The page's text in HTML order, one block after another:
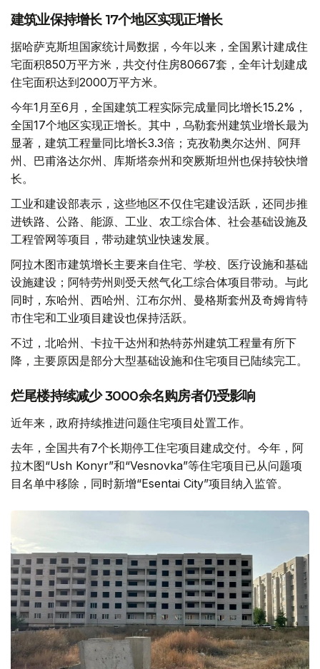
建筑业保持增长 17个地区实现正增长
据哈萨克斯坦国家统计局数据，今年以来，全国累计建成住
宅面积850万平方米，共交付住房80667套，全年计划建成
住宅面积达到2000万平方米。
今年1月至6月，全国建筑工程实际完成量同比增长15.2%，
全国17个地区实现正增长。其中，乌勒套州建筑业增长最为
显著，建筑工程量同比增长3.3倍；克孜勒奥尔达州、阿拜
州、巴甫洛达尔州、库斯塔奈州和突厥斯坦州也保持较快增
长。
工业和建设部表示，这些地区不仅住宅建设活跃，还同步推
进铁路、公路、能源、工业、农工综合体、社会基础设施及
工程管网等项目，带动建筑业快速发展。
阿拉木图市建筑增长主要来自住宅、学校、医疗设施和基础
设施建设；阿特劳州则受天然气化工综合体项目带动。与此
同时，东哈州、西哈州、江布尔州、曼格斯套州及奇姆肯特
市住宅和工业项目建设也保持活跃。
不过，北哈州、卡拉干达州和热特苏州建筑工程量有所下
降，主要原因是部分大型基础设施和住宅项目已陆续完工。
烂尾楼持续减少 3000余名购房者仍受影响
近年来，政府持续推进问题住宅项目处置工作。
去年，全国共有7个长期停工住宅项目建成交付。今年，阿
拉木图“Ush Konyr”和“Vesnovka”等住宅项目已从问题项
目名单中移除，同时新增“Esentai City”项目纳入监管。